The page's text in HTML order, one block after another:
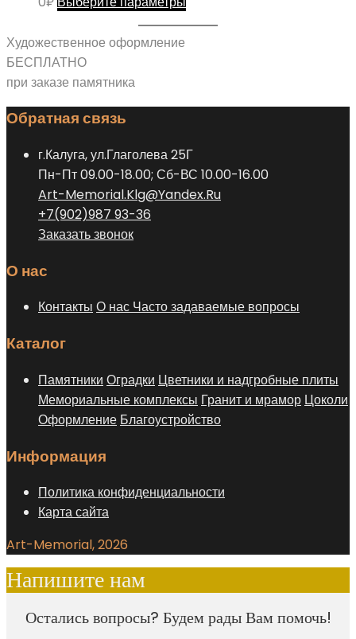
товара.
Опции
можно
товара.
товар
на
странице
товара.
Художественное оформление
БЕСПЛАТНО
при заказе памятника
Обратная связь
г.Калуга, ул.Глаголева 25Г
Пн-Пт 09.00-18.00; Сб-ВС 10.00-16.00
Art-Memorial.Klg@Yandex.Ru
+7(902)987 93-36
Заказать звонок
О нас
Контакты О нас Часто задаваемые вопросы
Каталог
Памятники Оградки Цветники и надгробные плиты
Мемориальные комплексы Гранит и мрамор Цоколи
Оформление Благоустройство
Информация
Политика конфиденциальности
Карта сайта
Art-Memorial, 2026
Напишите нам
Остались вопросы? Будем рады Вам помочь!